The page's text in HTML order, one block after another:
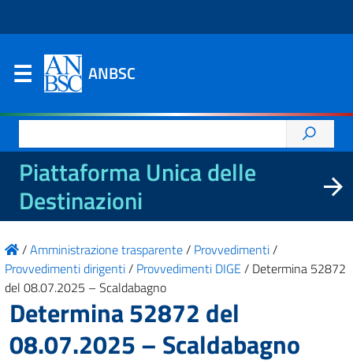
ANBSC
per:
Piattaforma Unica delle
Destinazioni
/Amministrazione trasparente/ Provvedimenti/
Provvedimenti dirigenti/ Provvedimenti DIGE / Determina 52872
del 08.07.2025 – Scaldabagno
Determina 52872 del
08.07.2025 – Scaldabagno